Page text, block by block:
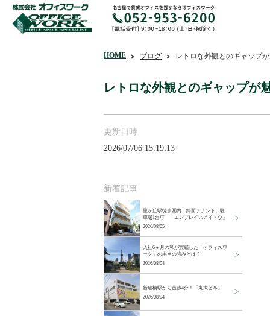
HOME ブログ レトロな外観とのギャップ
レトロな外観とのギャップが
更新日時
2026/07/06 15:19:13
新着記事
星ヶ丘駅徒歩圏内 路面テナント、駐
車場1台可 「エンプレイスメイトウ」
2026/08/05
入社6ヶ月の私が実感した「オフィスワ
ーク」の本当の強みとは？
2026/08/04
新瑞橋駅から徒歩4分！「丸大ビル」
2026/08/04